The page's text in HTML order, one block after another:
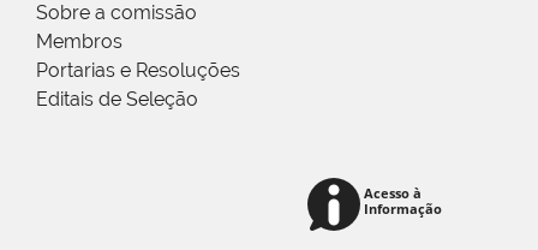
Sobre a comissão
Membros
Portarias e Resoluções
Editais de Seleção